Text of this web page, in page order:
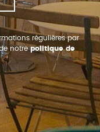
régulières par
notrepolitique de